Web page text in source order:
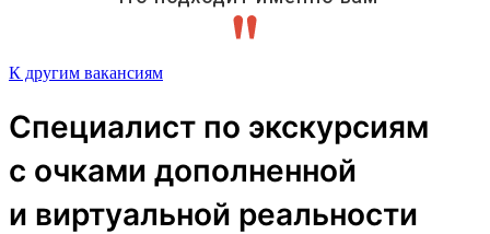
К другим вакансиям
Специалист по экскурсиям
с очками дополненной
и виртуальной реальности